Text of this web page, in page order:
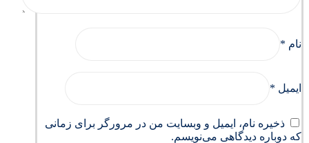
نام *
ایمیل *
ذخیره نام، ایمیل و وبسایت من در مرورگر برای زمانی
که دوباره دیدگاهی می‌نویسم.